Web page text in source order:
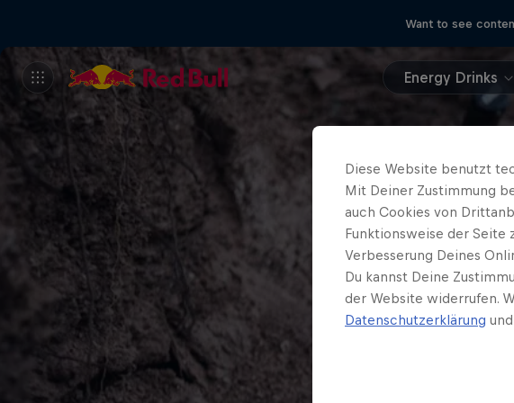
Want to see
Energy Drinks
Diese Website benutzt
Mit Deiner Zustimmung
auch Cookies von
Funktionsweise der Seite
Verbesserung Deines
Du kannst Deine
der Website widerrufen.
Datenschutzerklärung